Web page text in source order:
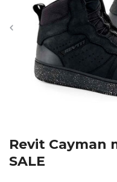
Revit Cayman
SALE